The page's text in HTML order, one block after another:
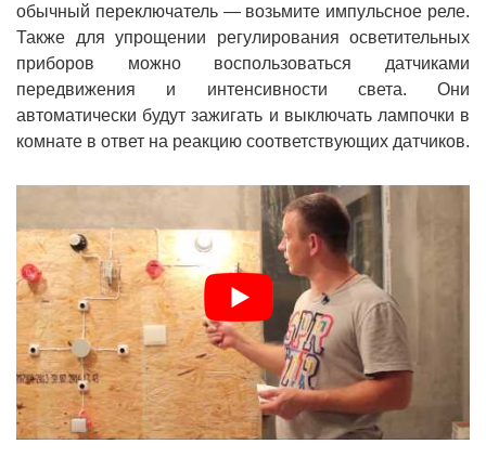
обычный переключатель — возьмите импульсное реле.
Также для упрощении регулирования осветительных
приборов можно воспользоваться датчиками
передвижения и интенсивности света. Они
автоматически будут зажигать и выключать лампочки в
комнате в ответ на реакцию соответствующих датчиков.